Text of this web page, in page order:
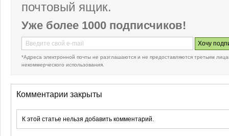
почтовый ящик.
Уже более 1000 подписчиков!
*Адреса электронной почты не разглашаются и не предоставляются третьим
некоммерческого использования.
Комментарии закрыты
К этой статье нельзя добавить комментарий.